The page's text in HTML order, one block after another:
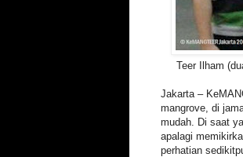
Teer Ilham
Jakarta –
mangrove, di
mudah. Di saat
apalagi
perhatian